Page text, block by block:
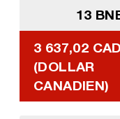
13
3 637,02 CAD
(DOLLAR
CANADIEN)